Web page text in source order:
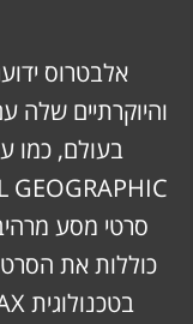
אלבטרוס
והיוקרתיים שלה
סרטי מסע